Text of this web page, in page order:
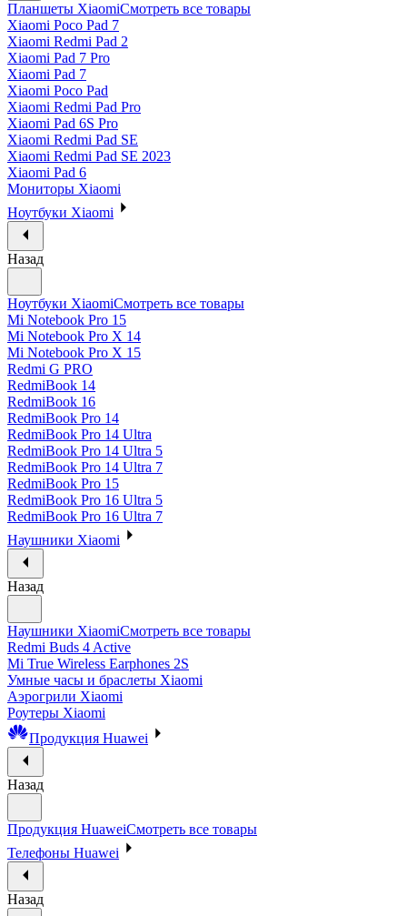
Планшеты XiaomiСмотреть все товары
Xiaomi Poco Pad 7
Xiaomi Redmi Pad 2
Xiaomi Pad 7 Pro
Xiaomi Pad 7
Xiaomi Poco Pad
Xiaomi Redmi Pad Pro
Xiaomi Pad 6S Pro
Xiaomi Redmi Pad SE
Xiaomi Redmi Pad SE 2023
Xiaomi Pad 6
Мониторы Xiaomi
Ноутбуки Xiaomi
Назад
Ноутбуки XiaomiСмотреть все товары
Mi Notebook Pro 15
Mi Notebook Pro X 14
Mi Notebook Pro X 15
Redmi G PRO
RedmiBook 14
RedmiBook 16
RedmiBook Pro 14
RedmiBook Pro 14 Ultra
RedmiBook Pro 14 Ultra 5
RedmiBook Pro 14 Ultra 7
RedmiBook Pro 15
RedmiBook Pro 16 Ultra 5
RedmiBook Pro 16 Ultra 7
Наушники Xiaomi
Назад
Наушники XiaomiСмотреть все товары
Redmi Buds 4 Active
Mi True Wireless Earphones 2S
Умные часы и браслеты Xiaomi
Аэрогрили Xiaomi
Роутеры Xiaomi
Продукция Huawei
Назад
Продукция HuaweiСмотреть все товары
Телефоны Huawei
Назад